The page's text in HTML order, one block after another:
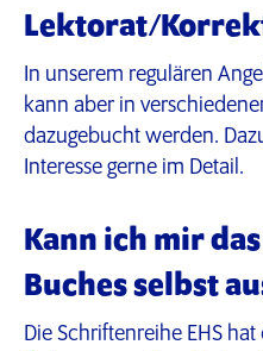
Lektorat/
In unserem regulären
kann aber in
dazugebucht werden.
Interesse gerne im Detail.
Kann ich mir
Buches selbst
Die Schriftenreihe EHS